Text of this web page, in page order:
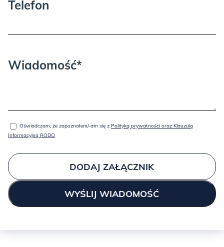
Telefon
Wiadomość*
Oświadczam, że zapoznałem/-am się z Polityką prywatności oraz Klauzulą
Informacyjną RODO
DODAJ ZAŁĄCZNIK